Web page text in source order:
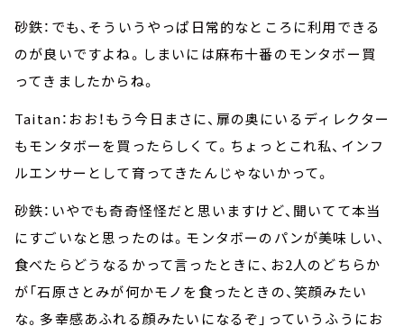
砂鉄：でも、そういうやっぱ日常的なところに利用できる
のが良いですよね。しまいには麻布十番のモンタボー買
ってきましたからね。
Taitan：おお！もう今日まさに、扉の奥にいるディレクター
もモンタボーを買ったらしくて。ちょっとこれ私、インフ
ルエンサーとして育ってきたんじゃないかって。
砂鉄：いやでも奇奇怪怪だと思いますけど、聞いてて本当
にすごいなと思ったのは。モンタボーのパンが美味しい、
食べたらどうなるかって言ったときに、お2人のどちらか
が「石原さとみが何かモノを食ったときの、笑顔みたい
な。多幸感あふれる顔みたいになるぞ」っていうふうにお